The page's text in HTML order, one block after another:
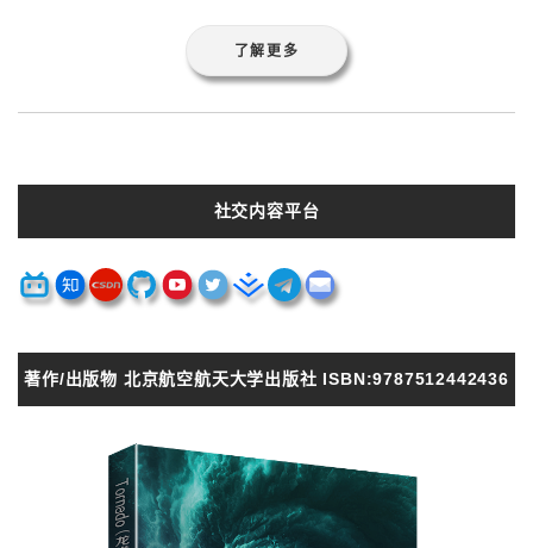
了解更多
社交内容平台
著作/出版物 北京航空航天大学出版社 ISBN:9787512442436